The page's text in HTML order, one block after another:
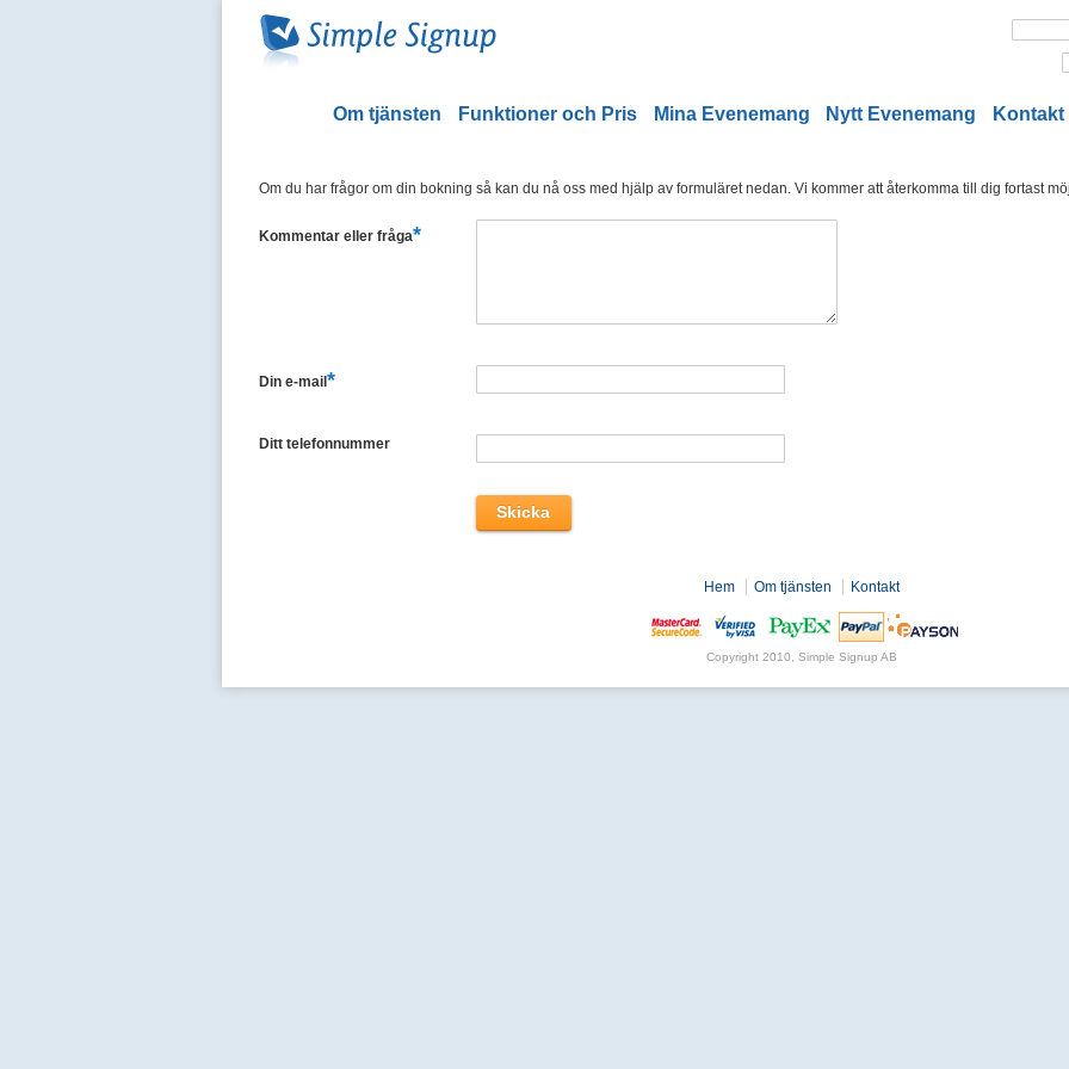
Om tjänsten Funktioner och Pris Mina Evenemang Nytt Evenemang Kontakt
Om du har frågor om din bokning så kan du nå oss med hjälp av formuläret nedan. Vi kommer att återkomma till dig fortast
Kommentar eller fråga*
Din e-mail*
Ditt telefonnummer
Hem Om tjänsten Kontakt
Copyright 2010, Simple Signup AB